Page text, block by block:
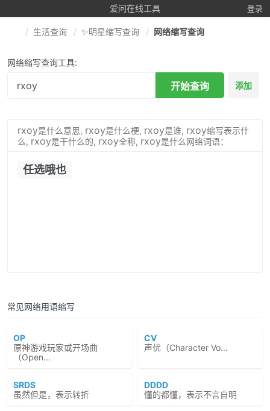
爱问在线工具 登录
生活查询 ✨明星缩写查询 网络缩写查询
网络缩写查询工具:
开始查询 添加
rxoy是什么意思, rxoy是什么梗, rxoy是谁, rxoy缩写表示什
么, rxoy是干什么的, rxoy全称, rxoy是什么网络词语：
任选哦也
常见网络用语缩写
OP
原神游戏玩家或开场曲
（Open...
CV
声优（Character Vo...
SRDS
虽然但是，表示转折
DDDD
懂的都懂，表示不言自明